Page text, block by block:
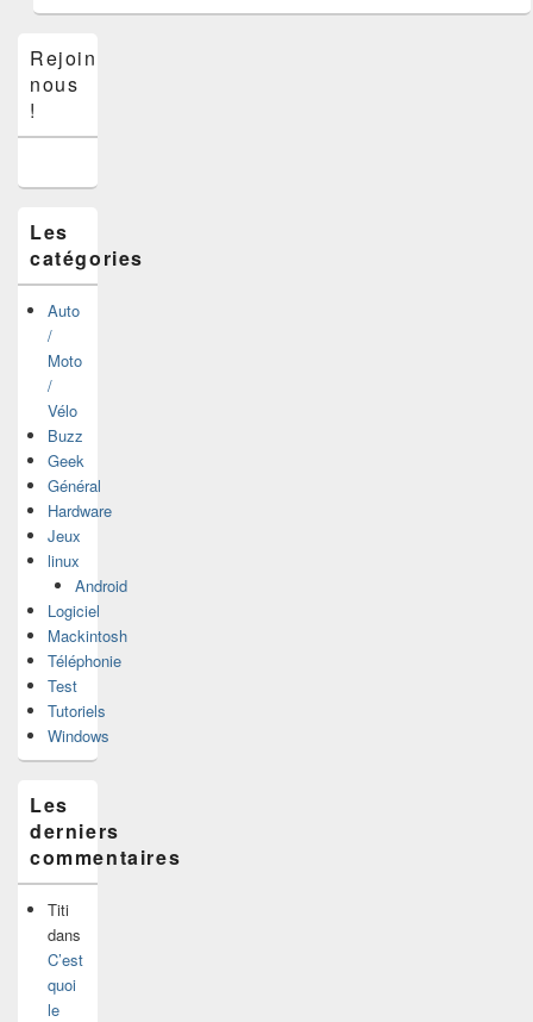
principale
de
widget
latérale
Rejoins-
nous
!
Les
catégories
Auto
/
Moto
/
Vélo
Buzz
Geek
Général
Hardware
Jeux
linux
Android
Logiciel
Mackintosh
Téléphonie
Test
Tutoriels
Windows
Les
derniers
commentaires
Titi
dans
C’est
quoi
le